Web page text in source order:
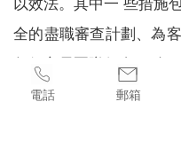
電話 郵箱
全的盡職審查計劃、為
每個交易團隊任命 一名
由高級管理層組成的盡